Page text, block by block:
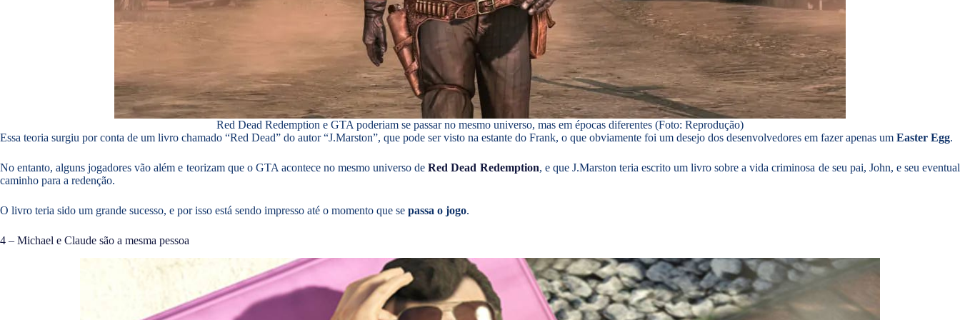
Red Dead Redemption e GTA poderiam se passar no mesmo universo, mas em épocas diferentes (Foto: Reprodução)
Essa teoria surgiu por conta de um livro chamado “Red Dead” do autor “J.Marston”, que pode ser visto na estante do Frank, o que obviamente foi um desejo dos desenvolvedores em fazer apenas um Easter Egg.
No entanto, alguns jogadores vão além e teorizam que o GTA acontece no mesmo universo deRed Dead Redemption, e que J.Marston teria escrito um livro sobre a vida criminosa de seu pai, John, e seu eventual
caminho para a redenção.
O livro teria sido um grande sucesso, e por isso está sendo impresso até o momento que se passa o jogo.
4 – Michael e Claude são a mesma pessoa